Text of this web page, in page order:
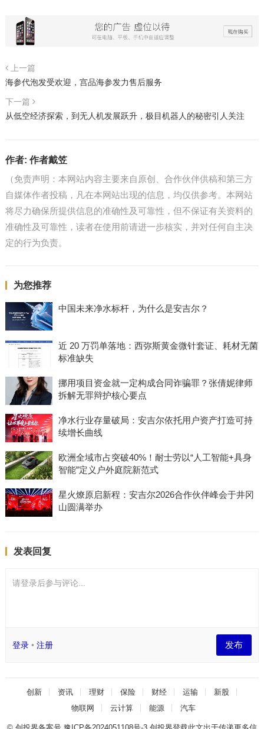
上一篇
海参代泡发受欢迎，宫品海参发力售后服务
下一篇
从低空经济探索，到无人机发展跃升，极目机器人的秘密引人关注
作者: 作者戴笠
（免责声明：本网站内容主要来自原创、合作伙伴供稿和第三方
自媒体作者投稿，凡在本网站出现的信息，均仅供参考。本网站
将尽力确保所提供信息的准确性及可靠性，但不保证有关资料的
准确性及可靠性，读者在使用前请进一步核实，并对任何自主决
定的行为负责。
为您推荐
中国未来净水标杆，为什么是安吉尔？
近 20 万罚单落地：西弥斯黄金微针套证、耗材无菌
标准缺失
挪用项目资金就一定构成合同诈骗罪？张倩妮律师
拆解无罪辩护核心要点
净水行业存量破局：安吉尔依托用户资产打造可持
续增长曲线
欧洲全域市占突破40%！耐士劳以“人工智能+具身
智能”定义户外庭院新范式
星火燎原启新程：安吉尔2026合作伙伴峰会于井冈
山圆满举办
发表回复
请登录后参与评论...
登录• 注册 发布
创新 资讯 理财 保险 财经 运输
新股
物联网
云计算 能源 汽车